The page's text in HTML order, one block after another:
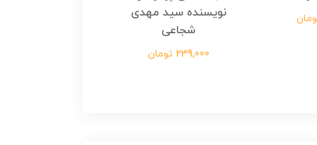
نویسنده سید مهدی
شجاعی
239,000 تومان